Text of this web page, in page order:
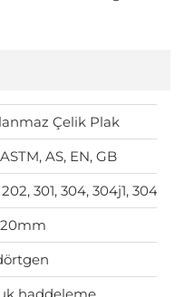
Çelik Plak
AS, EN, GB
202, 301, 304, 304j1, 304l,
haddeleme